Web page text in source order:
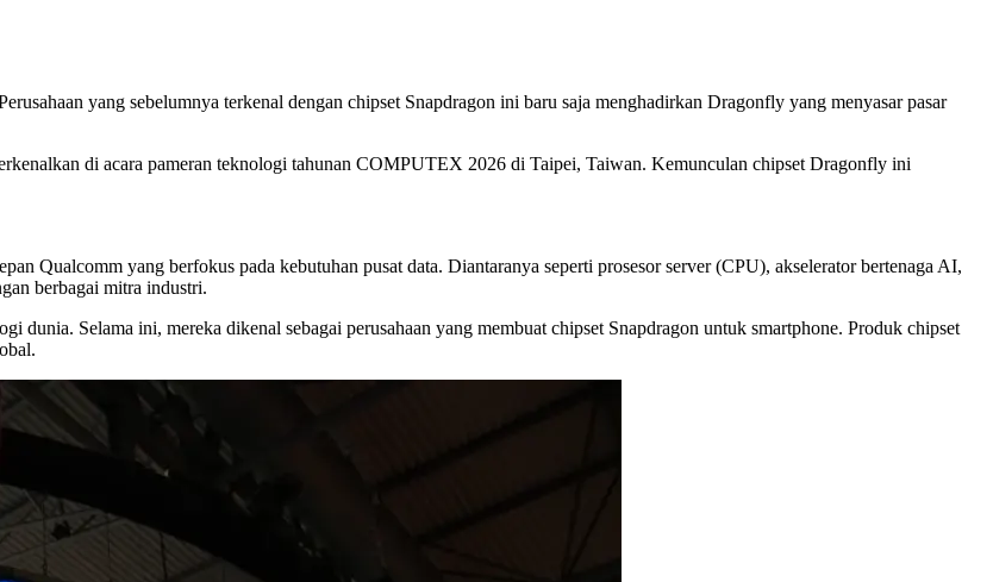
yang sebelumnya terkenal dengan chipset Snapdragon ini baru saja menghadirkan Dragonfly yang menyasar pasar
di acara pameran teknologi tahunan COMPUTEX 2026 di Taipei, Taiwan. Kemunculan chipset Dragonfly ini
Qualcomm yang berfokus pada kebutuhan pusat data. Diantaranya seperti prosesor server (CPU), akselerator bertenaga AI,
berbagai mitra industri.
Selama ini, mereka dikenal sebagai perusahaan yang membuat chipset Snapdragon untuk smartphone. Produk chipset